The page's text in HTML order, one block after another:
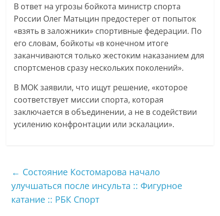
В ответ на угрозы бойкота министр спорта
России Олег Матыцин предостерег от попыток
«взять в заложники» спортивные федерации. По
его словам, бойкоты «в конечном итоге
заканчиваются только жестоким наказанием для
спортсменов сразу нескольких поколений».
В МОК заявили, что ищут решение, «которое
соответствует миссии спорта, которая
заключается в объединении, а не в содействии
усилению конфронтации или эскалации».
← Состояние Костомарова начало
улучшаться после инсульта :: Фигурное
катание :: РБК Спорт